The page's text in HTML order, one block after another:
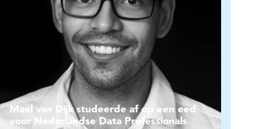
Mael van Dijk studeerde af op een eed
voor Nederlandse Data Professionals